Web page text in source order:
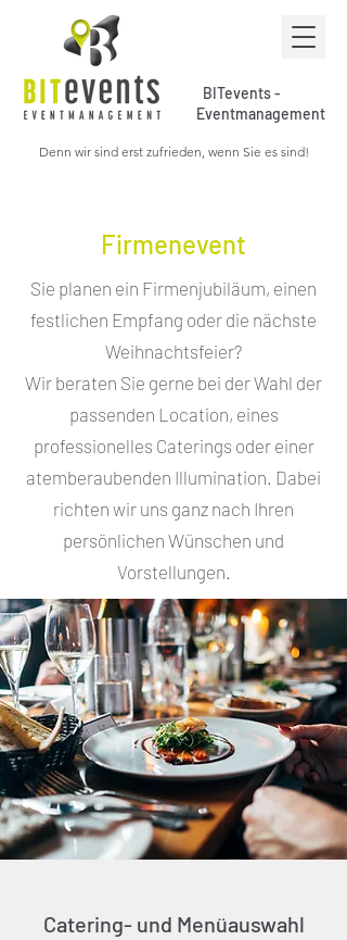
BITevents -
Eventmanagement
Denn wir sind erst zufrieden, wenn Sie es sind!
Firmenevent
Sie planen ein Firmenjubiläum, einen
festlichen Empfang oder die nächste
Weihnachtsfeier?
Wir beraten Sie gerne bei der Wahl der
passenden Location, eines
professionelles Caterings oder einer
atemberaubenden Illumination. Dabei
richten wir uns ganz nach Ihren
persönlichen Wünschen und
Vorstellungen.
Catering- und Menüauswahl